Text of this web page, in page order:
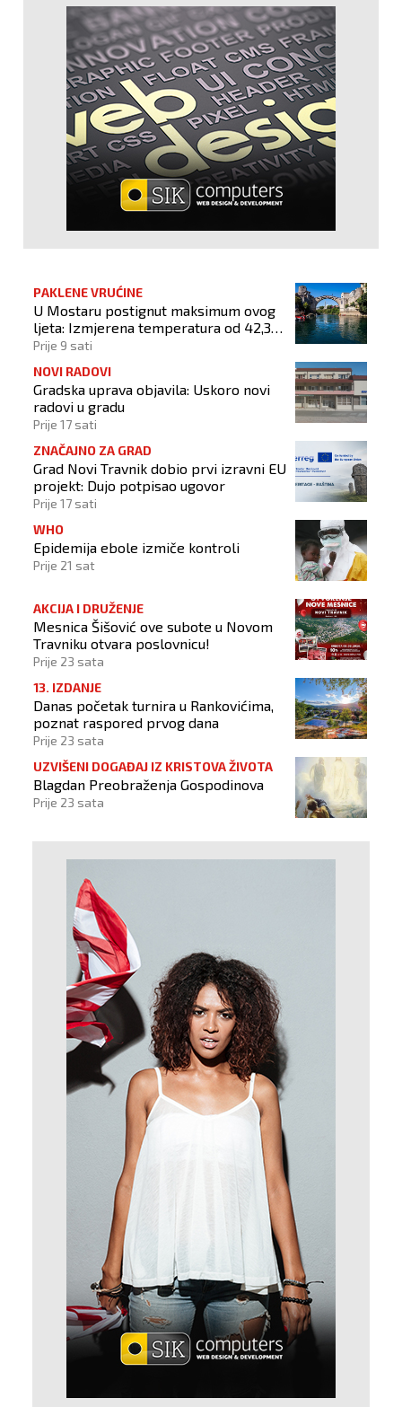
PAKLENE VRUĆINE
U Mostaru postignut maksimum ovog
ljeta: Izmjerena temperatura od 42,3
stupnja Celzijeva
Prije 9 sati
NOVI RADOVI
Gradska uprava objavila: Uskoro novi
radovi u gradu
Prije 17 sati
ZNAČAJNO ZA GRAD
Grad Novi Travnik dobio prvi izravni EU
projekt: Dujo potpisao ugovor
Prije 17 sati
WHO
Epidemija ebole izmiče kontroli
Prije 21 sat
AKCIJA I DRUŽENJE
Mesnica Šišović ove subote u Novom
Travniku otvara poslovnicu!
Prije 23 sata
13. IZDANJE
Danas početak turnira u Rankovićima,
poznat raspored prvog dana
Prije 23 sata
UZVIŠENI DOGAĐAJ IZ KRISTOVA ŽIVOTA
Blagdan Preobraženja Gospodinova
Prije 23 sata